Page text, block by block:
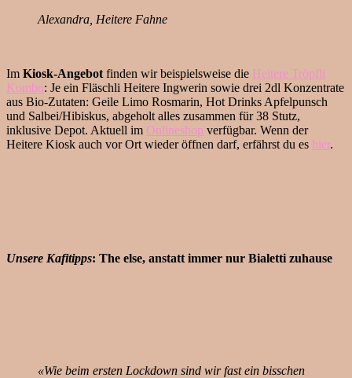
Alexandra, Heitere Fahne
Im Kiosk-Angebot finden wir beispielsweise die Heitere Tröpfli
Kombo: Je ein Fläschli Heitere Ingwerin sowie drei 2dl Konzentrate
aus Bio-Zutaten: Geile Limo Rosmarin, Hot Drinks Apfelpunsch
und Salbei/Hibiskus, abgeholt alles zusammen für 38 Stutz,
inklusive Depot. Aktuell im Onlineshop verfügbar. Wenn der
Heitere Kiosk auch vor Ort wieder öffnen darf, erfährst du es hier.
Unsere Kafitipps: The else, anstatt immer nur Bialetti zuhause
«Wie beim ersten Lockdown sind wir fast ein bisschen